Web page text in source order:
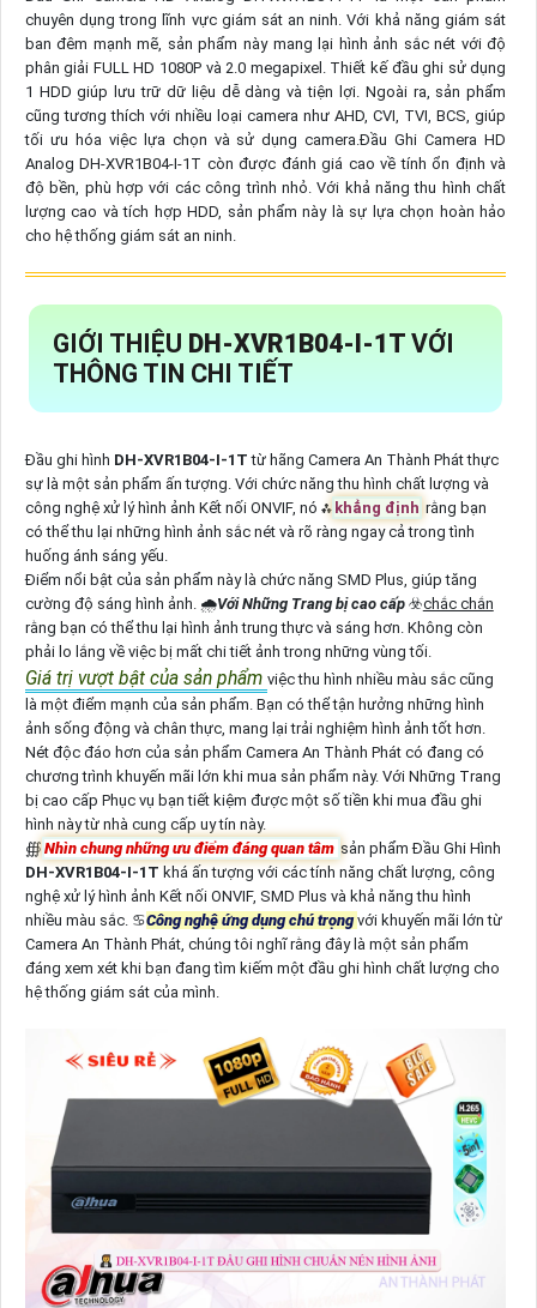
chuyên dụng trong lĩnh vực giám sát an ninh. Với khả năng giám sát
ban đêm mạnh mẽ, sản phẩm này mang lại hình ảnh sắc nét với độ
phân giải FULL HD 1080P và 2.0 megapixel. Thiết kế đầu ghi sử dụng
1 HDD giúp lưu trữ dữ liệu dễ dàng và tiện lợi. Ngoài ra, sản phẩm
cũng tương thích với nhiều loại camera như AHD, CVI, TVI, BCS, giúp
tối ưu hóa việc lựa chọn và sử dụng camera.Đầu Ghi Camera HD
Analog DH-XVR1B04-I-1T còn được đánh giá cao về tính ổn định và
độ bền, phù hợp với các công trình nhỏ. Với khả năng thu hình chất
lượng cao và tích hợp HDD, sản phẩm này là sự lựa chọn hoàn hảo
cho hệ thống giám sát an ninh.
GIỚI THIỆU DH-XVR1B04-I-1T VỚI
THÔNG TIN CHI TIẾT
Đầu ghi hình DH-XVR1B04-I-1Ttừ hãng Camera An Thành Phát thực
sự là một sản phẩm ấn tượng. Với chức năng thu hình chất lượng và
công nghệ xử lý hình ảnh Kết nối ONVIF, nó ⁂ khẳng định rằng bạn
có thể thu lại những hình ảnh sắc nét và rõ ràng ngay cả trong tình
huống ánh sáng yếu.
Điểm nổi bật của sản phẩm này là chức năng SMD Plus, giúp tăng
cường độ sáng hình ảnh. 🌧️Với Những Trang bị cao cấp☣️chắc chắn
rằng bạn có thể thu lại hình ảnh trung thực và sáng hơn. Không còn
phải lo lắng về việc bị mất chi tiết ảnh trong những vùng tối.
Giá trị vượt bật của sản phẩm việc thu hình nhiều màu sắc cũng
là một điểm mạnh của sản phẩm. Bạn có thể tận hưởng những hình
ảnh sống động và chân thực, mang lại trải nghiệm hình ảnh tốt hơn.
Nét độc đáo hơn của sản phẩm Camera An Thành Phát có đang có
chương trình khuyến mãi lớn khi mua sản phẩm này. Với Những Trang
bị cao cấp Phục vụ bạn tiết kiệm được một số tiền khi mua đầu ghi
hình này từ nhà cung cấp uy tín này.
∰ Nhìn chung những ưu điểm đáng quan tâm sản phẩm Đầu Ghi Hình
DH-XVR1B04-I-1T khá ấn tượng với các tính năng chất lượng, công
nghệ xử lý hình ảnh Kết nối ONVIF, SMD Plus và khả năng thu hình
nhiều màu sắc. ♋Công nghệ ứng dụng chú trọngvới khuyến mãi lớn từ
Camera An Thành Phát, chúng tôi nghĩ rằng đây là một sản phẩm
đáng xem xét khi bạn đang tìm kiếm một đầu ghi hình chất lượng cho
hệ thống giám sát của mình.